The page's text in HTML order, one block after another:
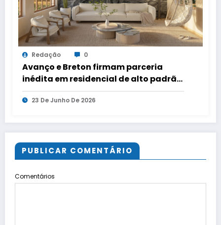
Redação 0
Avanço e Breton firmam parceria
inédita em residencial de alto padrão
no Rio de Janeiro
23 De Junho De 2026
PUBLICAR COMENTÁRIO
Comentários